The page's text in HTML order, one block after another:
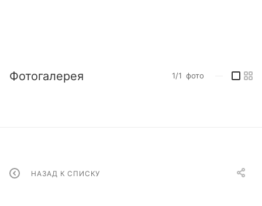
Фотогалерея 1/1 фото
НАЗАД К СПИСКУ